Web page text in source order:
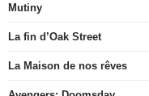
Mutiny
La fin d’Oak Street
La Maison de nos rêves